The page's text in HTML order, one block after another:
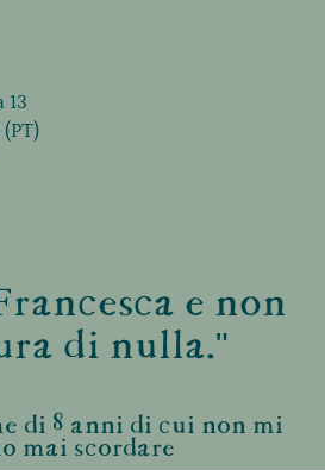
13
(PT)
e non
di nulla."
di 8 anni di cui non mi
mai scordare